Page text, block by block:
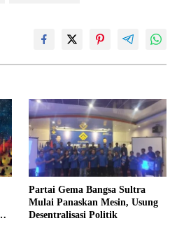
Partai Gema Bangsa Sultra
Mulai Panaskan Mesin, Usung
Desentralisasi Politik